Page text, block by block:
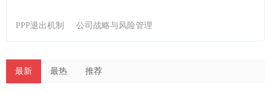
PPP退出机制 公司战略与风险管理
最新 最热 推荐